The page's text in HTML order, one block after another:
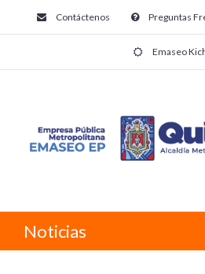
Contáctenos Preguntas
Emaseo
Noticias